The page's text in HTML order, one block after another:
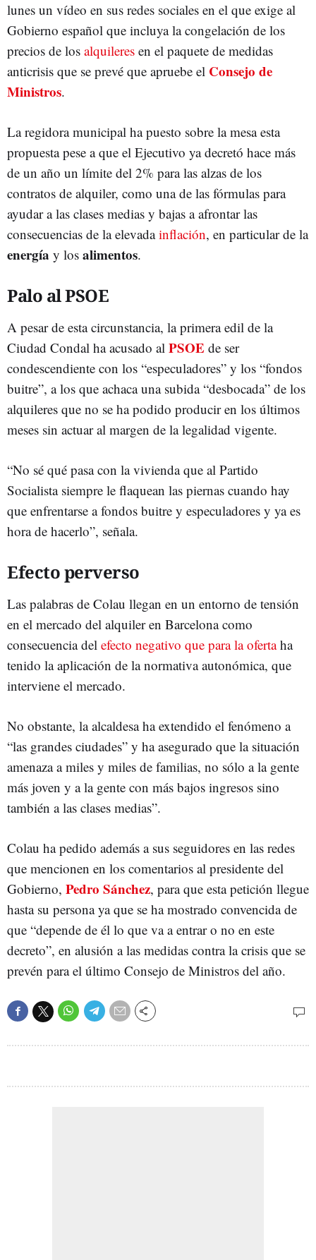
lunes un vídeo en sus redes sociales en el que exige al
Gobierno español que incluya la congelación de los
precios de los alquileres en el paquete de medidas
anticrisis que se prevé que apruebe el Consejo de
Ministros.
La regidora municipal ha puesto sobre la mesa esta
propuesta pese a que el Ejecutivo ya decretó hace más
de un año un límite del 2% para las alzas de los
contratos de alquiler, como una de las fórmulas para
ayudar a las clases medias y bajas a afrontar las
consecuencias de la elevadainflación, en particular de la
energía y los alimentos.
Palo al PSOE
A pesar de esta circunstancia, la primera edil de la
Ciudad Condal ha acusado al PSOE de ser
condescendiente con los “especuladores” y los “fondos
buitre”, a los que achaca una subida “desbocada” de los
alquileres que no se ha podido producir en los últimos
meses sin actuar al margen de la legalidad vigente.
“No sé qué pasa con la vivienda que al Partido
Socialista siempre le flaquean las piernas cuando hay
que enfrentarse a fondos buitre y especuladores y ya es
hora de hacerlo”, señala.
Efecto perverso
Las palabras de Colau llegan en un entorno de tensión
en el mercado del alquiler en Barcelona como
consecuencia del efecto negativo que para la ofertaha
tenido la aplicación de la normativa autonómica, que
interviene el mercado.
No obstante, la alcaldesa ha extendido el fenómeno a
“las grandes ciudades” y ha asegurado que la situación
amenaza a miles y miles de familias, no sólo a la gente
más joven y a la gente con más bajos ingresos sino
también a las clases medias”.
Colau ha pedido además a sus seguidores en las redes
que mencionen en los comentarios al presidente del
Gobierno, Pedro Sánchez, para que esta petición llegue
hasta su persona ya que se ha mostrado convencida de
que “depende de él lo que va a entrar o no en este
decreto”, en alusión a las medidas contra la crisis que se
prevén para el último Consejo de Ministros del año.